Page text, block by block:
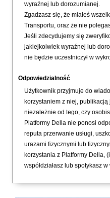
wyraźnej lub dorozumianej.
Zgadzasz się, że miałeś
Transportu, oraz że nie
Jeśli zdecydujemy się
jakiejkolwiek wyraźnej lub
nie będzie uczestniczył w
Odpowiedzialność
Użytkownik przyjmuje do
korzystaniem z niej,
niezależnie od tego, czy
Platformy Della nie ponosi
reputa przerwanie usługi,
urazami fizycznymi lub
korzystania z Platformy Della,
współdziałasz lub spotykasz